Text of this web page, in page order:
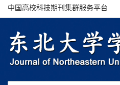
中国高校科技期刊集群服务平台